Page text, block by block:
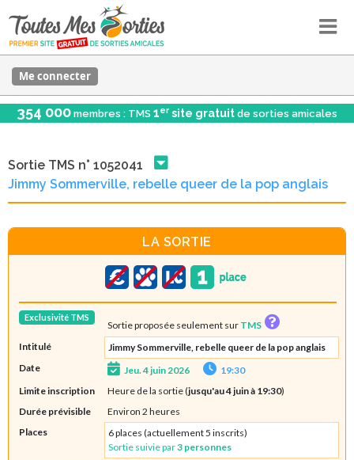
Me connecter
354 000 membres : TMS 1er site gratuit de sorties amicales
Sortie TMS n° 1052041
Jimmy Sommerville, rebelle queer de la pop anglais
LA SORTIE
Exclusivité TMS
Sortie proposée seulement sur TMS
Intitulé
Jimmy Sommerville, rebelle queer de la pop anglais
Date
Jeu. 4 juin 2026
19:30
Limite inscription
Heure de la sortie (jusqu'au 4 juin à 19:30)
Durée prévisible
Environ 2 heures
Places
6 places (actuellement 5 inscrits)
Sortie suivie par3 personnes